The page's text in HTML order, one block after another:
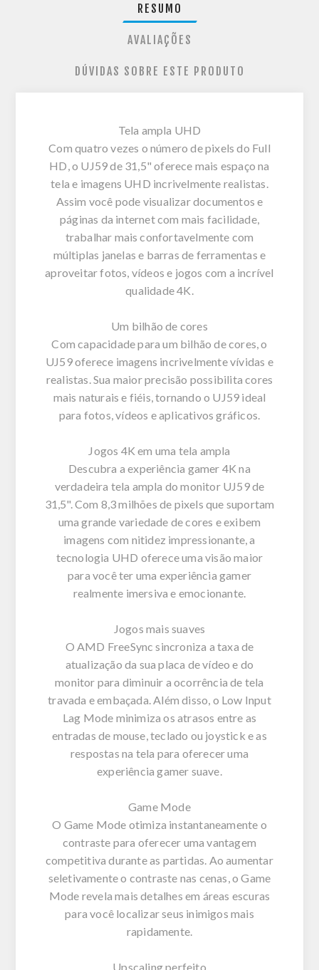
RESUMO
AVALIAÇÕES
DÚVIDAS SOBRE ESTE PRODUTO
Tela ampla UHD
Com quatro vezes o número de pixels do Full
HD, o UJ59 de 31,5" oferece mais espaço na
tela e imagens UHD incrivelmente realistas.
Assim você pode visualizar documentos e
páginas da internet com mais facilidade,
trabalhar mais confortavelmente com
múltiplas janelas e barras de ferramentas e
aproveitar fotos, vídeos e jogos com a incrível
qualidade 4K.
Um bilhão de cores
Com capacidade para um bilhão de cores, o
UJ59 oferece imagens incrivelmente vívidas e
realistas. Sua maior precisão possibilita cores
mais naturais e fiéis, tornando o UJ59 ideal
para fotos, vídeos e aplicativos gráficos.
Jogos 4K em uma tela ampla
Descubra a experiência gamer 4K na
verdadeira tela ampla do monitor UJ59 de
31,5". Com 8,3 milhões de pixels que suportam
uma grande variedade de cores e exibem
imagens com nitidez impressionante, a
tecnologia UHD oferece uma visão maior
para você ter uma experiência gamer
realmente imersiva e emocionante.
Jogos mais suaves
O AMD FreeSync sincroniza a taxa de
atualização da sua placa de vídeo e do
monitor para diminuir a ocorrência de tela
travada e embaçada. Além disso, o Low Input
Lag Mode minimiza os atrasos entre as
entradas de mouse, teclado ou joystick e as
respostas na tela para oferecer uma
experiência gamer suave.
Game Mode
O Game Mode otimiza instantaneamente o
contraste para oferecer uma vantagem
competitiva durante as partidas. Ao aumentar
seletivamente o contraste nas cenas, o Game
Mode revela mais detalhes em áreas escuras
para você localizar seus inimigos mais
rapidamente.
Upscaling perfeito